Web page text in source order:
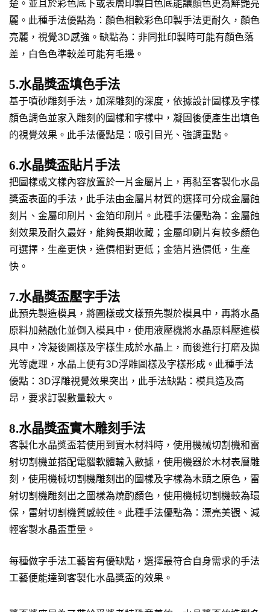
楚。並且於彩色底下或表層印製白色底能讓顏色更為鮮艷亮
麗。此種手法優點為：顏色相較彩色印製手法更耐久，顏色
亮麗，視覺3D感強。缺點為：非同批印製時可能有顏色落
差，白色色準較差可能有毛邊。
5.水晶獎盃填色手法
基于噴砂雕刻手法，加深雕刻的深度，依據設計圖樣及字樣
顏色調色並家入雕刻的圖樣和字樣中，凝固後便產生出填色
的視覺效果。此手法優點是：吸引目光、強調重點。
6.水晶獎盃貼片手法
把圖樣或文樣內容放置於一片金屬片上，再黏至客製化水晶
獎盃表面的手法，此手法由金屬片材質的選擇可分成金屬蝕
刻片、金屬印刷片、金箔印刷片。此種手法優點為：金屬蝕
刻效果及耐久最好，能夠長期收藏；金屬印刷片有較多顏色
可選擇，生產更快，造價相對更低；金箔片造價低，生產
快。
7.水晶獎盃壓字手法
此預先製造模具，將圖樣或文樣預先製於模具中，再將水晶
原料加熱融化並倒入模具中，使用液壓機將水晶原料壓進模
具中，冷凝後圖樣及字樣生成於水晶上，而後進行打磨及拋
光等處理，水晶上便有3D浮雕圖樣及字樣形成。此種手法
優點：3D浮雕視覺效果突出，此手法缺點：模具造及高
昂，要求訂製數量較大。
8.水晶獎盃實木雕刻手法
客製化水晶獎盃若使用到實木材料時，使用機械切割機和雷
射切割機並搭配電腦軟體輸入數據，使用機器於木材表層雕
刻，使用機械切割機雕刻出的圖樣及字樣為木頭之原色，雷
射切割機雕刻出之圖樣為燒酌顏色，使用機械切割機較為環
保，雷射切割機質感較佳。此種手法優點為：漂亮美觀、減
輕客製水晶盃重量。
每種做字手法工藝皆有優缺點，選擇最符合自身需求的手法
工藝便能達到客製化水晶獎盃的效果。